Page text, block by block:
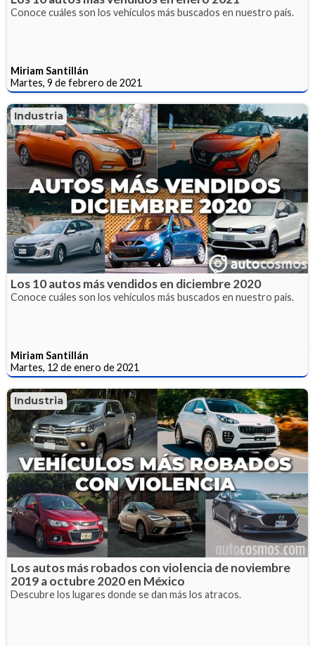
Conoce cuáles son los vehículos más buscados en nuestro país.
Miriam Santillán
Martes, 9 de febrero de 2021
Industria
Los 10 autos más vendidos en diciembre 2020
Conoce cuáles son los vehículos más buscados en nuestro país.
Miriam Santillán
Martes, 12 de enero de 2021
Industria
Los autos más robados con violencia de noviembre
2019 a octubre 2020 en México
Descubre los lugares donde se dan más los atracos.